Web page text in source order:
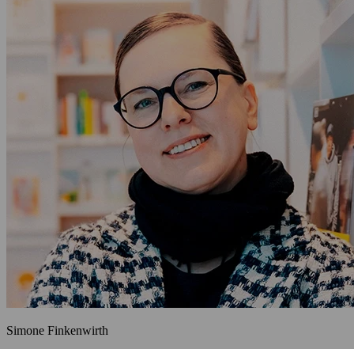
Simone Finkenwirth